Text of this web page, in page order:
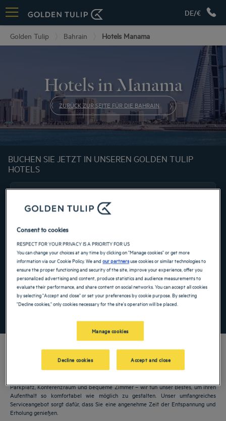
DE/€
Golden Tulip Bahrain Hotels Manama
Hotels in Manama
ZURÜCK ZUR SEITE FÜR DIE BAHRAIN
BUCHEN SIE JETZT IN UNSEREN GOLDEN TULIP
HOTELS
Navigate forward to interact with the calendar and select a date. Press the
Navigate backward to interact with the
FINDEN SIE EIN HOTEL
Spezialcode hinzufügen
Parkplatz, Konferenzraum und bequeme Zimmer – wir tun unser Bestes, um Ihren
Aufenthalt so komfortabel wie möglich zu gestalten. Unser umfangreiches
Serviceangebot sorgt dafür, dass Sie eine angenehme Zeit der Entspannung und
Erholung genießen.
Consent to cookies
RESPECT FOR YOUR PRIVACY IS A PRIORITY FOR US
You can change your choices at any time by clicking on "Manage cookies" or get more
information via our Cookie Policy. We andour partnersuse cookies or similar technologies to
ensure the proper functioning and security of the site, improve your experience, offer you
personalized advertising and content, produce statistics and audience measurements to
evaluate their performance, and share content on social networks. You can accept all cookies
by selecting "Accept and close" or set your preferences by cookie purpose. By selecting
"Decline cookies," only cookies necessary for the site's operation will be placed.
Manage cookies
Decline cookies Accept and close